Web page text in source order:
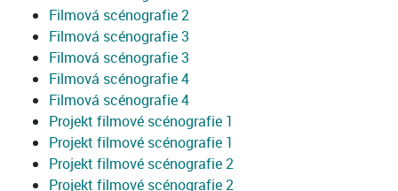
Filmová scénografie 2
Filmová scénografie 3
Filmová scénografie 3
Filmová scénografie 4
Filmová scénografie 4
Projekt filmové scénografie 1
Projekt filmové scénografie 1
Projekt filmové scénografie 2
Projekt filmové scénografie 2